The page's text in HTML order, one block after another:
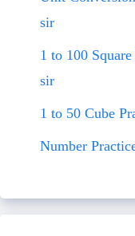
sir
1 to 100
sir
1 to 50 Cube
Number